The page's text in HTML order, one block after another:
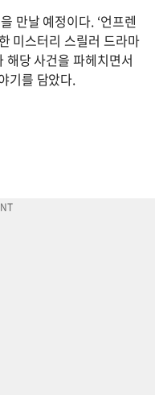
만날 예정이다. ‘언프렌
미스터리 스릴러 드라마
해당 사건을 파헤치면서
기를 담았다.